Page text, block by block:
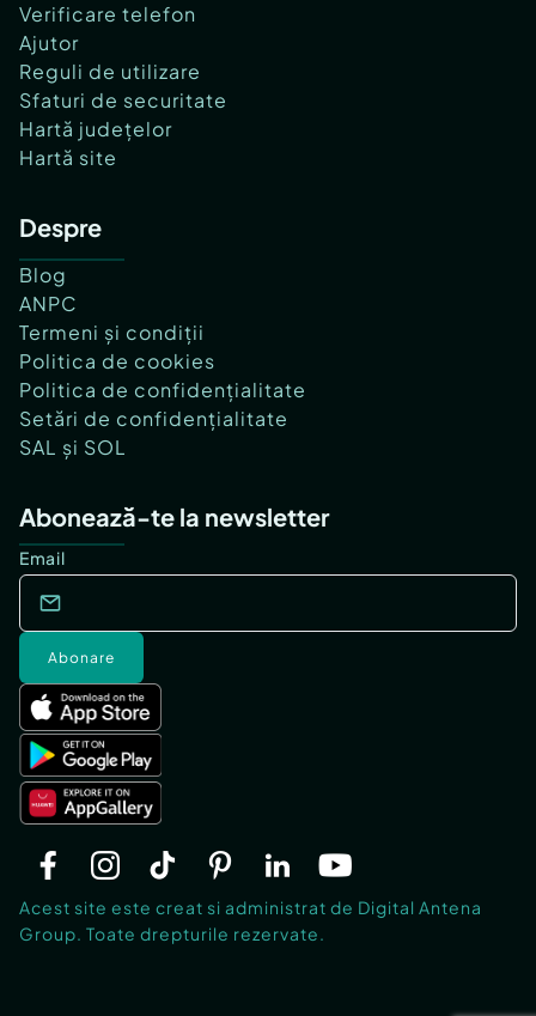
Verificare telefon
Ajutor
Reguli de utilizare
Sfaturi de securitate
Hartă județelor
Hartă site
Despre
Blog
ANPC
Termeni și condiții
Politica de cookies
Politica de confidențialitate
Setări de confidențialitate
SAL și SOL
Abonează-te la newsletter
Email
Abonare
Acest site este creat si administrat de Digital Antena
Group. Toate drepturile rezervate.